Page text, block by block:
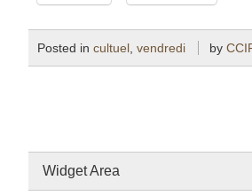
Posted incultuel,vendredi by
Widget Area